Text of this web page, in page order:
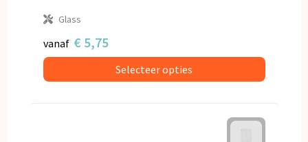
Glass
vanaf € 5,75
Selecteer opties